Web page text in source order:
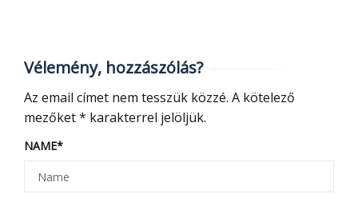
Vélemény, hozzászólás?
Az email címet nem tesszük közzé. A kötelező
mezőket* karakterrel jelöljük.
NAME*